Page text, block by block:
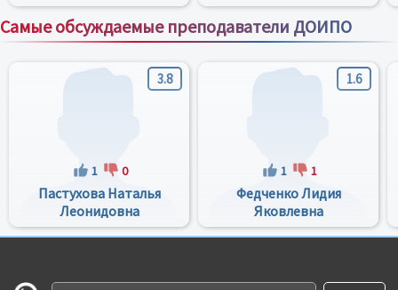
Самые обсуждаемые преподаватели ДОИПО
Все преподаватели
3.8
1 0
Пастухова Наталья
Леонидовна
1.6
1 1
Федченко Лидия
Яковлевна